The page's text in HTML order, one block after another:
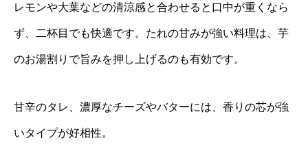
レモンや大葉などの清涼感と合わせると口中が重くなら
ず、二杯目でも快適です。たれの甘みが強い料理は、芋
のお湯割りで旨みを押し上げるのも有効です。
甘辛のタレ、濃厚なチーズやバターには、香りの芯が強
いタイプが好相性。